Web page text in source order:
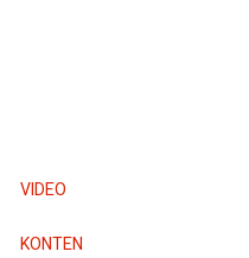
VIDEO
KONTEN